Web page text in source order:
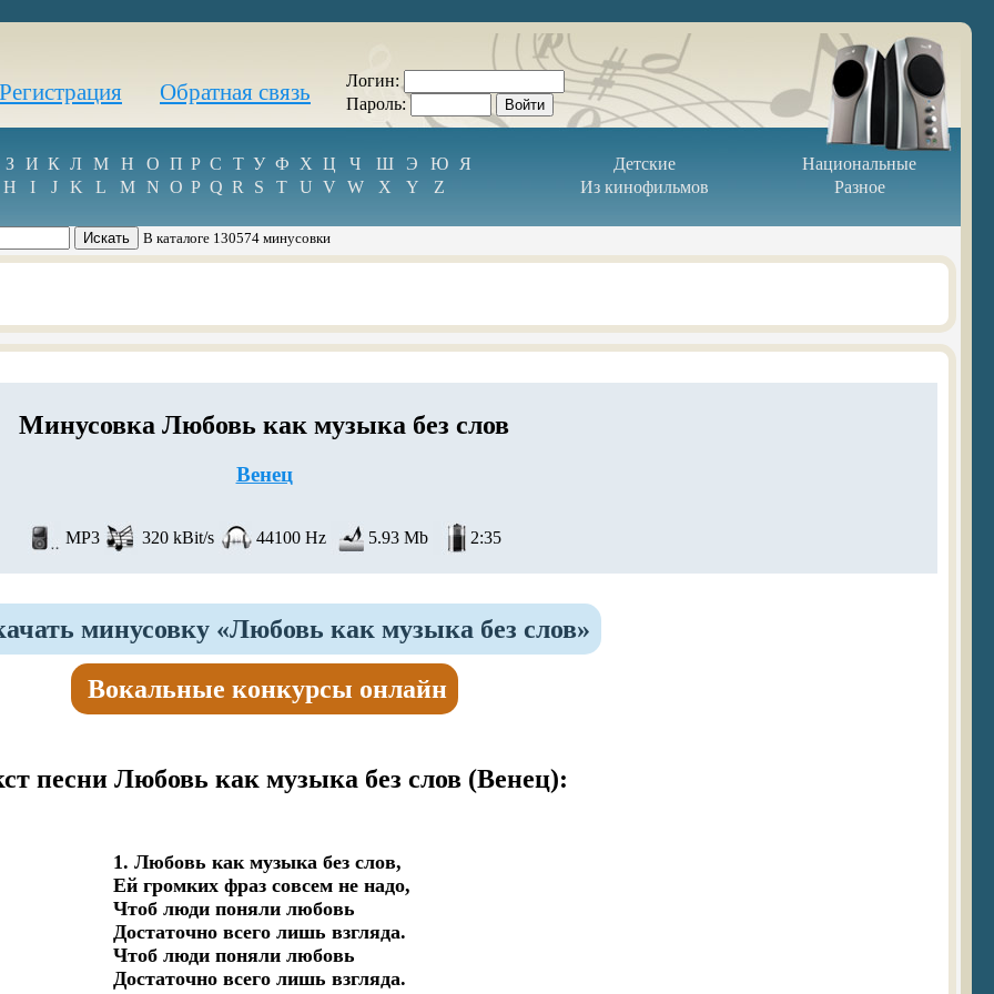
Регистрация Обратная связь
Логин:
Пароль:
З И К Л М Н О П Р С Т У Ф Х Ц Ч Ш Э Ю Я Детские
Национальные
H I J K L M N O P Q R S T U V W X Y Z Из кинофильмов Разное
В каталоге 130574 минусовки
Минусовка Любовь как музыка без слов
Венец
MP3 320 kBit/s 44100 Hz 5.93 Mb 2:35
минусовку «Любовь как музыка без слов»
Вокальные конкурсы онлайн
песни Любовь как музыка без слов(Венец):
1. Любовь как музыка без слов,
Ей громких фраз совсем не надо,
Чтоб люди поняли любовь
Достаточно всего лишь взгляда.
Чтоб люди поняли любовь
Достаточно всего лишь взгляда.